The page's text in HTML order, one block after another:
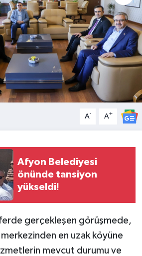
A- A+
Afyon Belediyesi
önünde tansiyon
yükseldi!
gerçekleşen görüşmede,
merkezinden en uzak köyüne
mevcut durumu ve